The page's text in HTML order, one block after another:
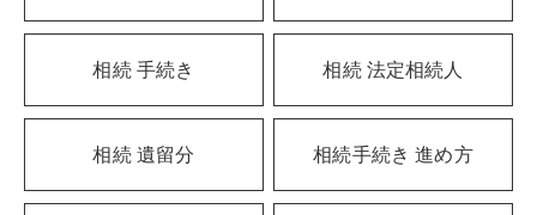
相続 手続き 相続 法定相続人
相続 遺留分 相続手続き 進め方